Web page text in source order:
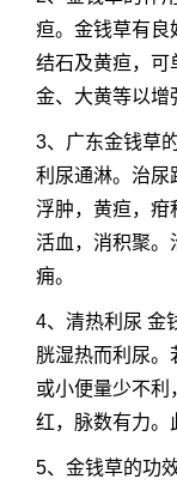
疸。金钱草有良
结石及黄疸，可
金、大黄等以增
3、广东金钱草
利尿通淋。治尿
浮肿，黄疸，疳
活血，消积聚。
痈。
4、清热利尿 金
胱湿热而利尿。
或小便量少不利
红，脉数有力。
5、金钱草的功